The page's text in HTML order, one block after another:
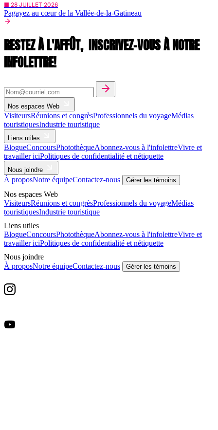
■ 28 JUILLET 2026
Pagayez au cœur de la Vallée-de-la-Gatineau
RESTEZ À L'AFFÛT, INSCRIVEZ-VOUS À NOTRE
INFOLETTRE!
Nos espaces Web
VisiteursRéunions et congrèsProfessionnels du voyageMédias
touristiquesIndustrie touristique
Liens utiles
BlogueConcoursPhotothèqueAbonnez-vous à l'infolettreVivre et
travailler iciPolitiques de confidentialité et nétiquette
Nous joindre
À proposNotre équipeContactez-nous Gérer les témoins
Nos espaces Web
VisiteursRéunions et congrèsProfessionnels du voyageMédias
touristiquesIndustrie touristique
Liens utiles
BlogueConcoursPhotothèqueAbonnez-vous à l'infolettreVivre et
travailler iciPolitiques de confidentialité et nétiquette
Nous joindre
À proposNotre équipeContactez-nous Gérer les témoins